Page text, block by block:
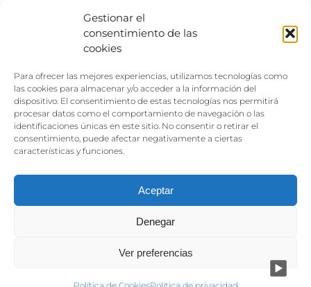
Gestionar el
consentimiento de las
cookies
Para ofrecer las mejores experiencias, utilizamos tecnologías como
las cookies para almacenar y/o acceder a la información del
dispositivo. El consentimiento de estas tecnologías nos permitirá
procesar datos como el comportamiento de navegación o las
identificaciones únicas en este sitio. No consentir o retirar el
consentimiento, puede afectar negativamente a ciertas
características y funciones.
Aceptar
Denegar
Ver preferencias
El empleo, la gran llave para una vida
independiente: Fundación Dfa reclama un
impulso decidido a la inclusión laboral de las
personas con discapacidad
Clown, circo y magia: el Jardín de las Artes
de julio con su segundo “Festival